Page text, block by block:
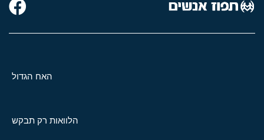
האח הגדול
הלוואות רק תבקש